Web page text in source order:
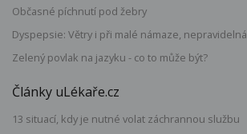
Občasné píchnutí pod žebry
Dyspepsie: Větry i při malé námaze,
Zelený povlak na jazyku - co to může být?
Články uLékaře.cz
13 situací, kdy je nutné volat záchrannou službu